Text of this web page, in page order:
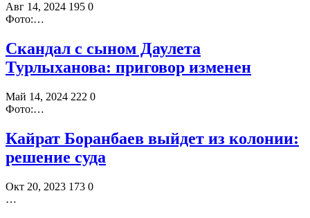
Авг 14, 2024 195 0
Фото:…
Скандал с сыном Даулета
Турлыханова: приговор изменен
Май 14, 2024 222 0
Фото:…
Кайрат Боранбаев выйдет из колонии:
решение суда
Окт 20, 2023 173 0
…